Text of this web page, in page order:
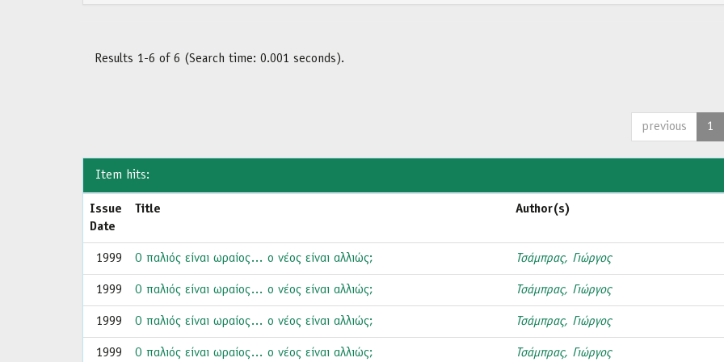
Results 1-6 of 6 (Search time: 0.001 seconds).
previous 1
Item hits:
Issue
Date
Title Author(s)
1999 Ο παλιός είναι ωραίος… ο νέος είναι αλλιώς; Τσάμπρας, Γιώργος
1999 Ο παλιός είναι ωραίος… ο νέος είναι αλλιώς; Τσάμπρας, Γιώργος
1999 Ο παλιός είναι ωραίος… ο νέος είναι αλλιώς; Τσάμπρας, Γιώργος
1999 Ο παλιός είναι ωραίος… ο νέος είναι αλλιώς; Τσάμπρας, Γιώργος